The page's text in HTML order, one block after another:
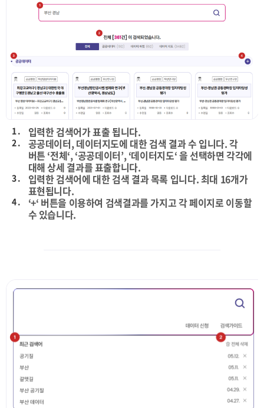
1 . 입력한 검색어가 표출 됩니다.
2 .
공공데이터, 데이터지도에 대한 검색 결과 수 입니다. 각
버튼 ‘전체‘, ‘공공데이터’, ‘데이터지도‘ 을 선택하면 각각에
대해 상세 결과를 표출합니다.
3 .
입력한 검색어에 대한 검색 결과 목록 입니다. 최대 16개가
표현됩니다.
4 .
‘+‘ 버튼을 이용하여 검색결과를 가지고 각 페이지로 이동할
수 있습니다.